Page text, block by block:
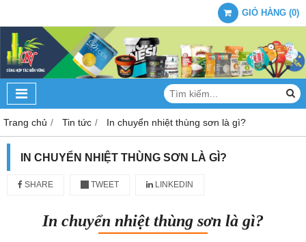
GIỎ HÀNG (0)
Trang chủ Tin tức In chuyển nhiệt thùng sơn là gì?
IN CHUYỂN NHIỆT THÙNG SƠN LÀ GÌ?
SHARE TWEET LINKEDIN
In chuyển nhiệt thùng sơn là gì?